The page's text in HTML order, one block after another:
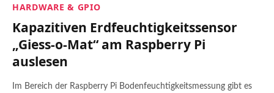
HARDWARE & GPIO
Kapazitiven Erdfeuchtigkeitssensor
„Giess-o-Mat“ am Raspberry Pi
auslesen
Im Bereich der Raspberry Pi Bodenfeuchtigkeitsmessung gibt es